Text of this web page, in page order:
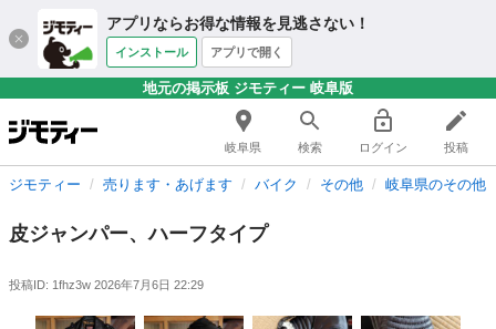
アプリならお得な情報を見逃さない！
インストール アプリで開く
地元の掲示板 ジモティー 岐阜版
岐阜県 検索 ログイン 投稿
ジモティー 売ります・あげます バイク その他 岐阜県のその他
皮ジャンパー、ハーフタイプ
投稿ID: 1fhz3w 2026年7月6日 22:29